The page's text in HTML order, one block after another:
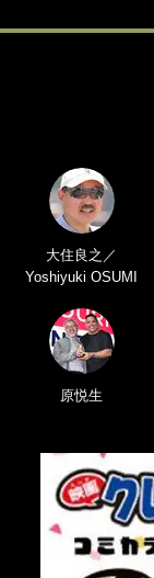
大住良之／
Yoshiyuki OSUMI
原悦生